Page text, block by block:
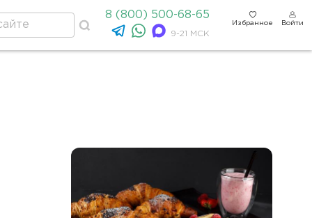
8 (800) 500-68-65
9-21 МСК
Избранное Войти